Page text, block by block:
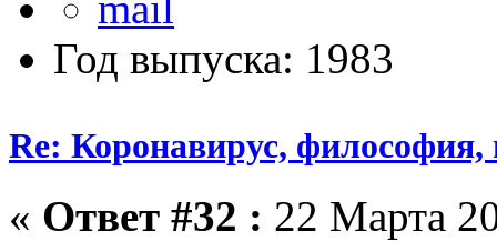
Год выпуска: 1983
Re: Коронавирус, философия,
« Ответ #32 : 22 Марта